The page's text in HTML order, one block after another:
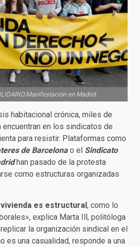
en Madrid.
habitacional crónica, miles de
encuentran en los sindicatos de
para resistir. Plataformas como
de Barcelonao el Sindicato
han pasado de la protesta
como estructuras organizadas
vivienda es estructural, como lo
explica Marta Ill, politóloga
la organización sindical en el
es una casualidad, responde a una